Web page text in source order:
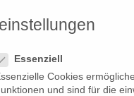
Essenziell
Cookies
und sind für die